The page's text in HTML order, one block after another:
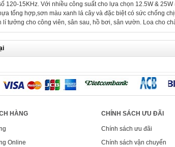
120-15KHz. Với nhiều công suất cho lựa chọn 12.5W &
tổng hợp,sơn màu xanh lá cây và đặc biệt có sức chống
tưởng cho công viên, sân sau, hồ bơi, sân vườn. Loa cho
HÀNG
Online
CHÍNH SÁCH ƯU ĐÃI
Chính sách ưu đãi
Chính sách vận chuyển